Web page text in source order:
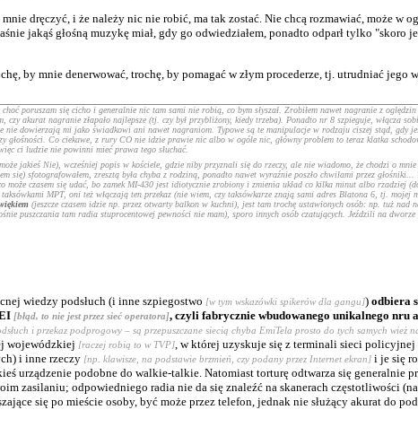
dręczyć, i że należy nic nie robić, ma tak zostać. Nie chcą rozmawiać, może w
jakąś głośną muzykę miał, gdy go odwiedziałem, ponadto odparł tylko "skoro
by mnie denerwować, trochę, by pomagać w złym procederze, tj. utrudniać jego
się cicho i generalnie nic tam sami nie robią, co bym słyszał. Zrobiłem nawet nagranie z oględzin i
akurat nagranie złapało najlepsze (tj. czy był przybliżony, kiedy trzeba). Ponadto nr 8 szpieguje, włącza
dowierzają mi jako świadkowi ani nawet nagraniom. Typowe są te manipulacje w rodzaju ciszej stąd, gdy
Co ciekawe, z rury CO nie idzie prawie nic albo w ogóle nic, główny problem to teraz klatka
ci ludzie nie powinni mieć prawa tego słuchać.
jakieś Nie), wcześniej popis w kościele, gdzie niby przyznali się do rzeczy, ale nie wiadomo, że chodzi o
sfotografowałem, zresztą była chyba z rodziną, ponadto nawet wyraźnie poszło chwilami przez
czasem się udać, bo zamek MI-430 jest idiotycznie zrobiony i zmienia układ co kilka minut albo rzadziej
MPT, oni też włączają ten przekaz (nie wiem, czy taksówkarze znają sami adres Blatona 6, tj. mojej
(jeszcze czasem idzie np. przez otwarty balkon w kuchni), jest tam trochę ustawionych osób: np. tuż nad
puszczania tam radia stuprocentowej pewności nie mam), sporo innych osób czatujących. Jeździli na
wiedzy podsłuch (i inne szpiegostwo [w tym wskazówki spikerów dla gangu]) odbiera
[błąd, to nie jest przez sieć operatora], czyli fabrycznie wbudowanego unikalnego nru
i przekaz podprogowy – są przepuszczane siecią chyba EmiTela prosto do tych samych wież
wojewódzkiej [raczej robią to w TVP] , w której uzyskuje się z terminali sieci
i inne rzeczy [np. klawisze, na podstawie brzmień, czy podany przez Internet ekran] i je się
urządzenie podobne do walkie-talkie. Natomiast torturę odtwarza się generalnie
zasilaniu; odpowiedniego radia nie da się znaleźć na skanerach częstotliwości
się po mieście osoby, być może przez telefon, jednak nie służący akurat do